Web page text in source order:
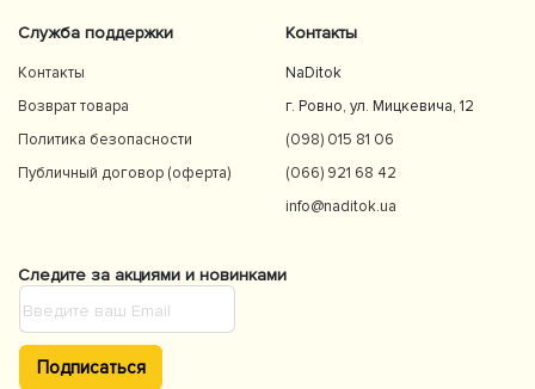
Служба поддержки
Контакты
Возврат товара
Политика безопасности
Публичный договор (оферта)
Контакты
NaDitok
г. Ровно, ул. Мицкевича, 12
(098) 015 81 06
(066) 921 68 42
info@naditok.ua
Следите за акциями и новинками
Подписаться